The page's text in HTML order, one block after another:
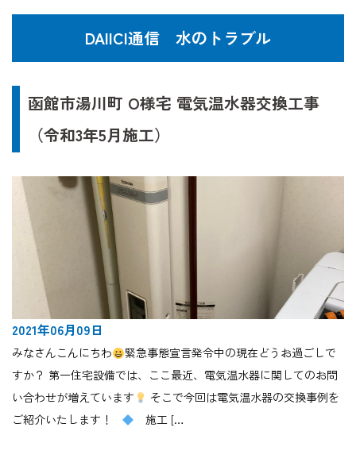
DAIICI通信 水のトラブル
函館市湯川町 O様宅 電気温水器交換工事
（令和3年5月施工）
2021年06月09日
みなさんこんにちわ
緊急事態宣言発令中の現在どうお過ごしで
すか？ 第一住宅設備では、ここ最近、電気温水器に関してのお問
い合わせが増えています
そこで今回は電気温水器の交換事例を
ご紹介いたします！
施工 […